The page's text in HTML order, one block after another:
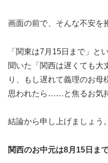
画面の前で、そんな不安を
「関東は7月15日まで」と
聞いた「関西は遅くても大
り、もし遅れて義理のお母
思われたら……と焦るお気
結論から申し上げましょう。
関西のお中元は8月15日ま